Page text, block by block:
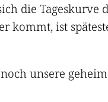
die
kommt, ist
unsere